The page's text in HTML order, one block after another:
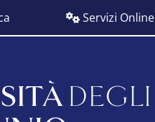
Servizi Online
DEGLI